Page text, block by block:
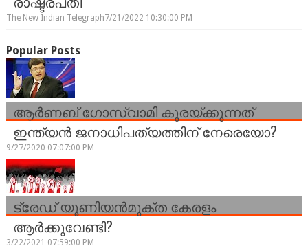
The New Indian Telegraph7/21/2022 10:30:00 PM
Popular Posts
ആർണബ് ഗോസ്വാമി കുരയ്ക്കുന്നത്
ഇന്ത്യൻ ജനാധിപത്യത്തിന് നേരെയോ?
9/27/2020 07:07:00 PM
ട്രേഡ് യൂണിയന്‍മുക്ത കേരളം
ആര്‍ക്കുവേണ്ടി?
3/22/2021 07:59:00 PM